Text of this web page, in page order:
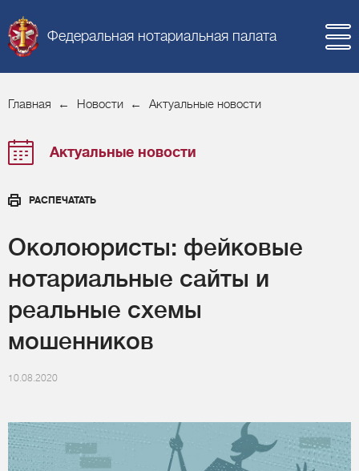
Федеральная нотариальная палата
Главная Новости Актуальные новости
Актуальные новости
РАСПЕЧАТАТЬ
Околоюристы: фейковые
нотариальные сайты и
реальные схемы
мошенников
10.08.2020